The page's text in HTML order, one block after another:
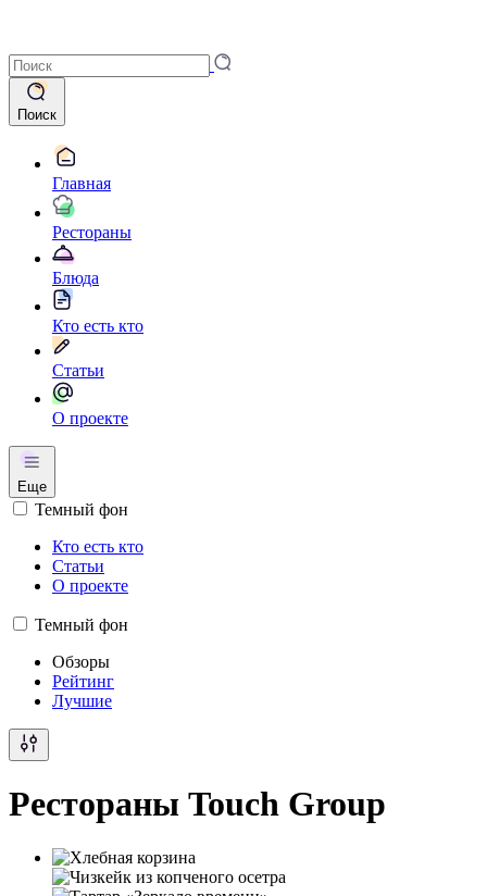
Поиск
Главная
Рестораны
Блюда
Кто есть кто
Статьи
О проекте
Еще
Темный фон
Кто есть кто
Статьи
О проекте
Темный фон
Обзоры
Рейтинг
Лучшие
Рестораны Touch Group